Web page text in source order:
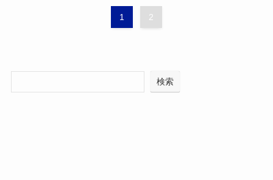
1 2
検索